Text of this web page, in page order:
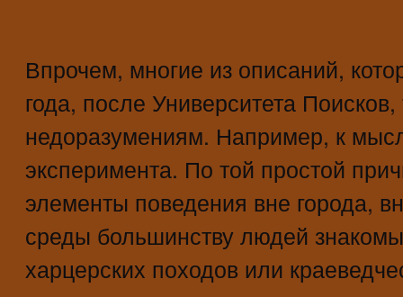
Впрочем, многие из описаний,
года, после Университета
недоразумениям. Например, к
эксперимента. По той простой
элементы поведения вне города,
среды большинству людей
харцерских походов или